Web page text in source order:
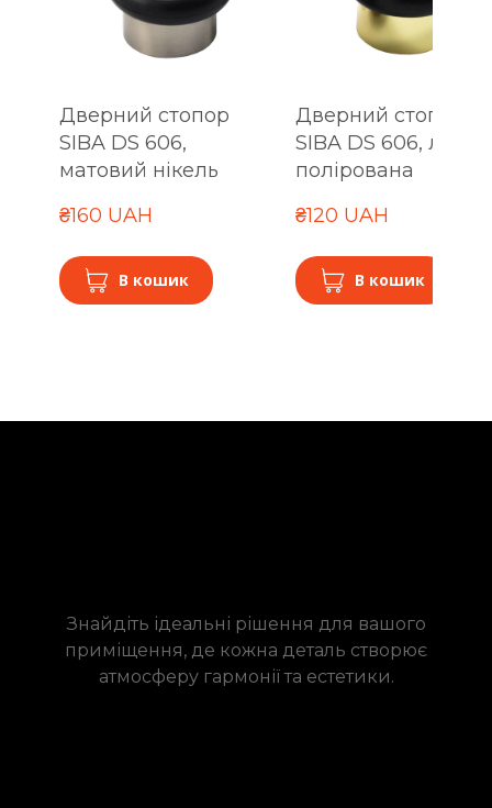
Дверний стопор
SIBA DS 606,
матовий нікель
₴160 UAH
В кошик
Дверний стопор
SIBA DS 606,
полірована
₴120 UAH
В кошик
Знайдіть ідеальні рішення для вашого
приміщення, де кожна деталь створює
атмосферу гармонії та естетики.